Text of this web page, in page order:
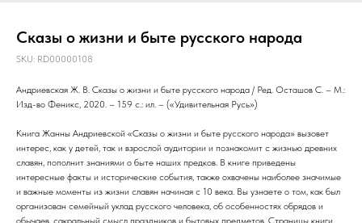
Сказы о жизни и быте русского народа
SKU: RD00000108
Андриевская Ж. В. Сказы о жизни и быте русского народа / Ред. Осташов С. – М.:
Изд-во Феникс, 2020. – 159 с.: ил. – («Удивительная Русь»)
Книга Жанны Андриевской «Сказы о жизни и быте русского народа» вызовет
интерес, как у детей, так и взрослой аудитории и познакомит с жизнью древних
славян, пополнит знаниями о быте наших предков. В книге приведены
интересные факты и исторические события, также охвачены наиболее значимые
и важные моменты из жизни славян начиная с 10 века. Вы узнаете о том, как был
организован семейный уклад русского человека, об особенностях обрядов и
обычаев, сакральный смысл праздников и бытовых предметов. Страницы книги